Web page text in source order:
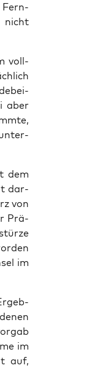
Fern­
nicht
voll­
aber
unter­
dem
dar­
von
Prä­
im
im
auf,